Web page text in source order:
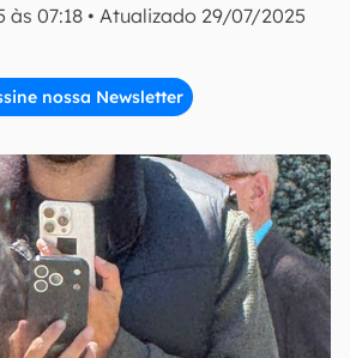
às 07:18 • Atualizado 29/07/2025
nossa Newsletter
aceito e concordo com os